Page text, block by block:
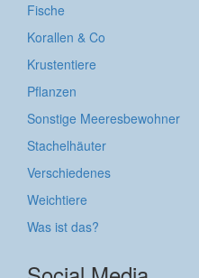
Fische
Korallen & Co
Krustentiere
Pflanzen
Sonstige Meeresbewohner
Stachelhäuter
Verschiedenes
Weichtiere
Was ist das?